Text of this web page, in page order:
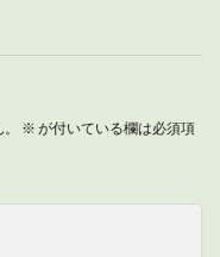
※ が付いている欄は必須項